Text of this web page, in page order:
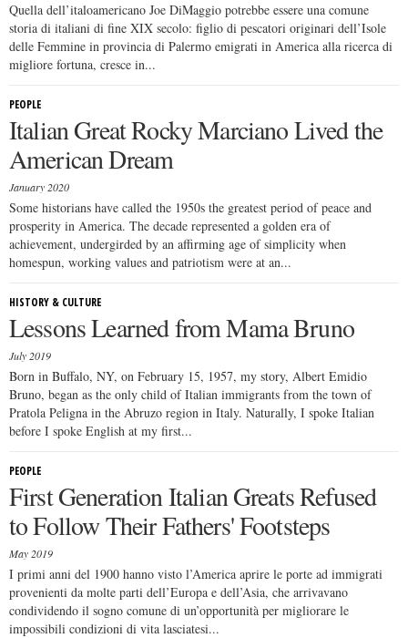
Quella dell’italoamericano Joe DiMaggio potrebbe essere una comune
storia di italiani di fine XIX secolo: figlio di pescatori originari dell’Isole
delle Femmine in provincia di Palermo emigrati in America alla ricerca di
migliore fortuna, cresce in...
PEOPLE
Italian Great Rocky Marciano Lived the
American Dream
January 2020
Some historians have called the 1950s the greatest period of peace and
prosperity in America. The decade represented a golden era of
achievement, undergirded by an affirming age of simplicity when
homespun, working values and patriotism were at an...
HISTORY & CULTURE
Lessons Learned from Mama Bruno
July 2019
Born in Buffalo, NY, on February 15, 1957, my story, Albert Emidio
Bruno, began as the only child of Italian immigrants from the town of
Pratola Peligna in the Abruzo region in Italy. Naturally, I spoke Italian
before I spoke English at my first...
PEOPLE
First Generation Italian Greats Refused
to Follow Their Fathers' Footsteps
May 2019
I primi anni del 1900 hanno visto l’America aprire le porte ad immigrati
provenienti da molte parti dell’Europa e dell’Asia, che arrivavano
condividendo il sogno comune di un’opportunità per migliorare le
impossibili condizioni di vita lasciatesi...